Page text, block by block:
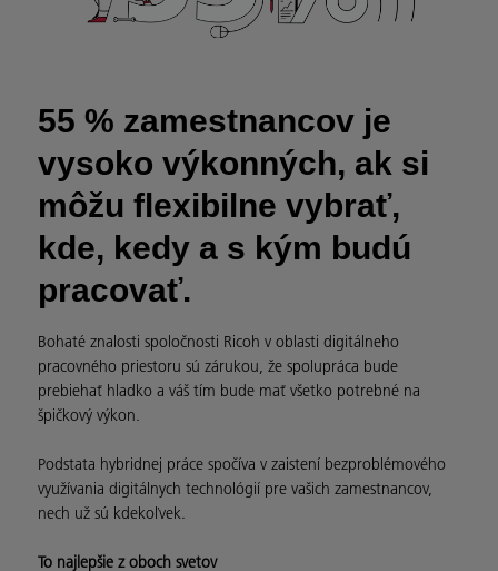
55 % zamestnancov je
vysoko výkonných, ak si
môžu flexibilne vybrať,
kde, kedy a s kým budú
pracovať.
Bohaté znalosti spoločnosti Ricoh v oblasti digitálneho
pracovného priestoru sú zárukou, že spolupráca bude
prebiehať hladko a váš tím bude mať všetko potrebné na
špičkový výkon.
Podstata hybridnej práce spočíva v zaistení bezproblémového
využívania digitálnych technológií pre vašich zamestnancov,
nech už sú kdekoľvek.
To najlepšie z oboch svetov